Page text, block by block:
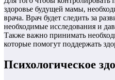
здоровье будущей мамы,
врача. Врач будет следить за
необходимые исследования и
Также важно принимать
которые помогут поддержать
Психологическое